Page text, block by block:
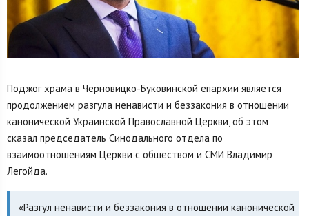
Поджог храма в Черновицко-Буковинской епархии является
продолжением разгула ненависти и беззакония в отношении
канонической Украинской Православной Церкви, об этом
сказал председатель Синодального отдела по
взаимоотношениям Церкви с обществом и СМИ Владимир
Легойда.
«Разгул ненависти и беззакония в отношении канонической